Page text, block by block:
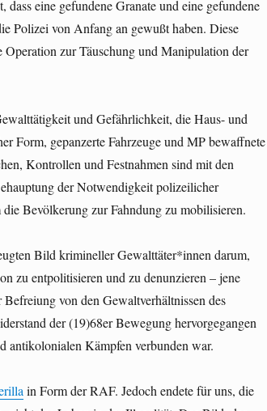
eine gefundene Granate und eine gefundene
Polizei von Anfang an gewußt haben. Diese
zur Täuschung und Manipulation der
und Gefährlichkeit, die Haus- und
Form, gepanzerte Fahrzeuge und MP bewaffnete
Kontrollen und Festnahmen sind mit den
der Notwendigkeit polizeilicher
Bevölkerung zur Fahndung zu mobilisieren.
Bild krimineller Gewalttäter*innen darum,
zu entpolitisieren und zu denunzieren – jene
von den Gewaltverhältnissen des
der (19)68er Bewegung hervorgegangen
antikolonialen Kämpfen verbunden war.
in Form der RAF. Jedoch endete für uns, die